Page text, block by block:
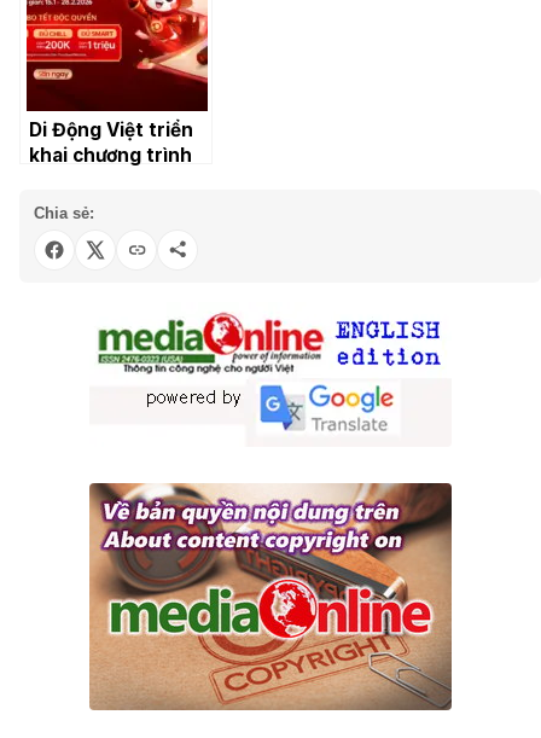
Di Động Việt triển
khai chương trình
với những combo
Chia sẻ: